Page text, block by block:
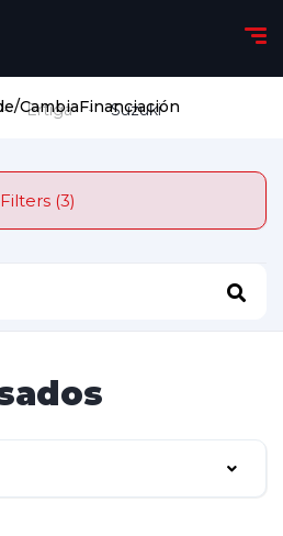
CambiaFinanciación
Ertiga Suzuki
Filters (3)